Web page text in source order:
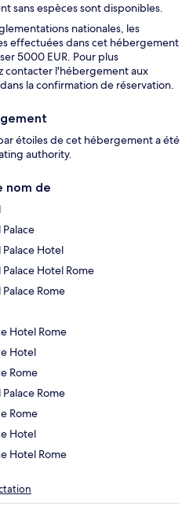
sans espèces sont disponibles.
nationales, les
effectuées dans cet hébergement
5000 EUR. Pour plus
contacter l'hébergement aux
la confirmation de réservation.
étoiles de cet hébergement a été
authority.
nom de
Hotel
Hotel Rome
Rome
Hotel Rome
Hotel
Rome
Rome
Rome
Hotel
Hotel Rome